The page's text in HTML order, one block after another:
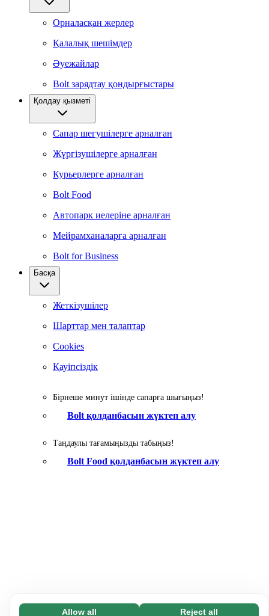
Allow all Reject all
Орналасқан жерлер
Қалалық шешімдер
Әуежайлар
Bolt зарядтау қондырғыстары
Қолдау қызметі
Сапар шегушілерге арналған
Жүргізушілерге арналған
Курьерлерге арналған
Bolt Food
Автопарк иелеріне арналған
Мейрамханаларға арналған
Bolt for Business
Басқа
Жеткізушілер
Шарттар мен талаптар
Cookies
Қауіпсіздік
Бірнеше минут ішінде сапарға шығыңыз!
Bolt қолданбасын жүктеп алу
Таңдаулы тағамыңызды табыңыз!
Bolt Food қолданбасын жүктеп алу